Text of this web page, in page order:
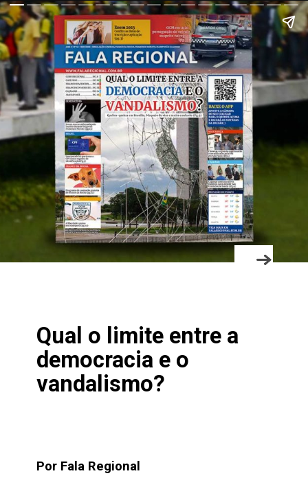
Por Fala Regional
Qual o limite entre a
democracia e o
vandalismo?